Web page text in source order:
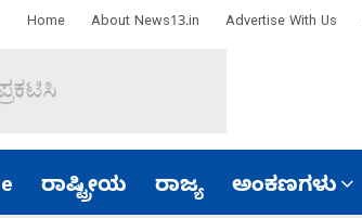
Home About News13.in Advertise With Us
ರಾಷ್ಟ್ರೀಯ ರಾಜ್ಯ ಅಂಕಣಗಳು